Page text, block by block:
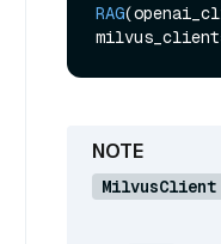
RAG
MilvusClient